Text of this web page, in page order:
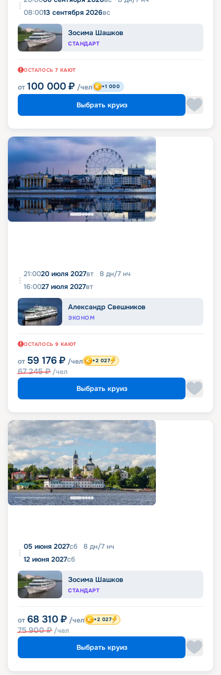
08:0013 сентября 2026вс
Зосима Шашков
СТАНДАРТ
ОСТАЛОСЬ 7 КАЮТ
от 100 000 ₽ /чел +1 000
Выбрать круиз
21:0020 июля 2027вт 8 дн/7 нч
16:0027 июля 2027вт
Александр Свешников
ЭКОНОМ
ОСТАЛОСЬ 9 КАЮТ
от 59 176 ₽ /чел
67 245₽ /чел
+2 027
Выбрать круиз
05 июня 2027сб 8 дн/7 нч
12 июня 2027сб
Зосима Шашков
СТАНДАРТ
от 68 310 ₽ /чел
75 900₽ /чел
+2 027
Выбрать круиз